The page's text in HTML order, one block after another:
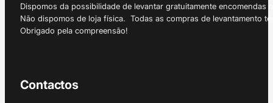
Dispomos da possibilidade de levantar gratuitamente
Não dispomos de loja física. Todas as compras de levantamento
Obrigado pela compreensão!
Contactos